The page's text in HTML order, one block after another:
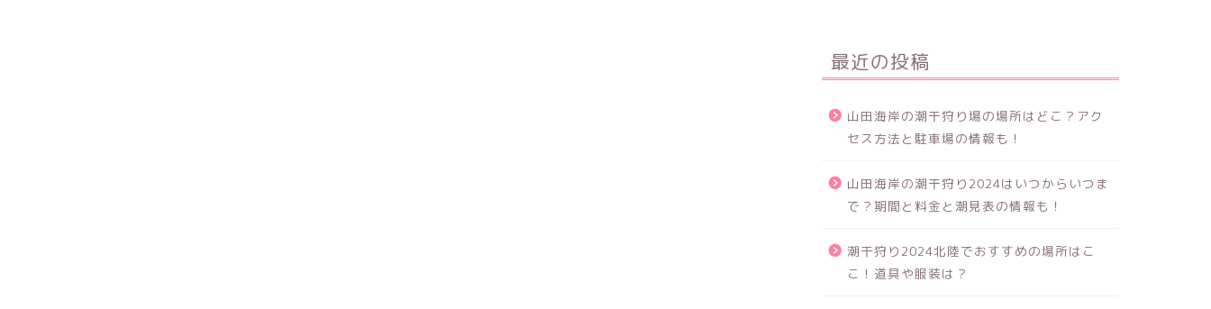
最近の投稿
山田海岸の潮干狩り場の場所はどこ？アク
セス方法と駐車場の情報も！
山田海岸の潮干狩り2024はいつからいつま
で？期間と料金と潮見表の情報も！
潮干狩り2024北陸でおすすめの場所はこ
こ！道具や服装は？